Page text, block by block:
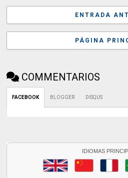
ENTRADA
PÁGINA
COMMENTARIOS
FACEBOOK BLOGGER DISQUS
IDIOMAS